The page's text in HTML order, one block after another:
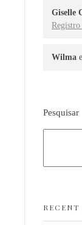
Giselle
Wilma
Pesquisar
RECENT